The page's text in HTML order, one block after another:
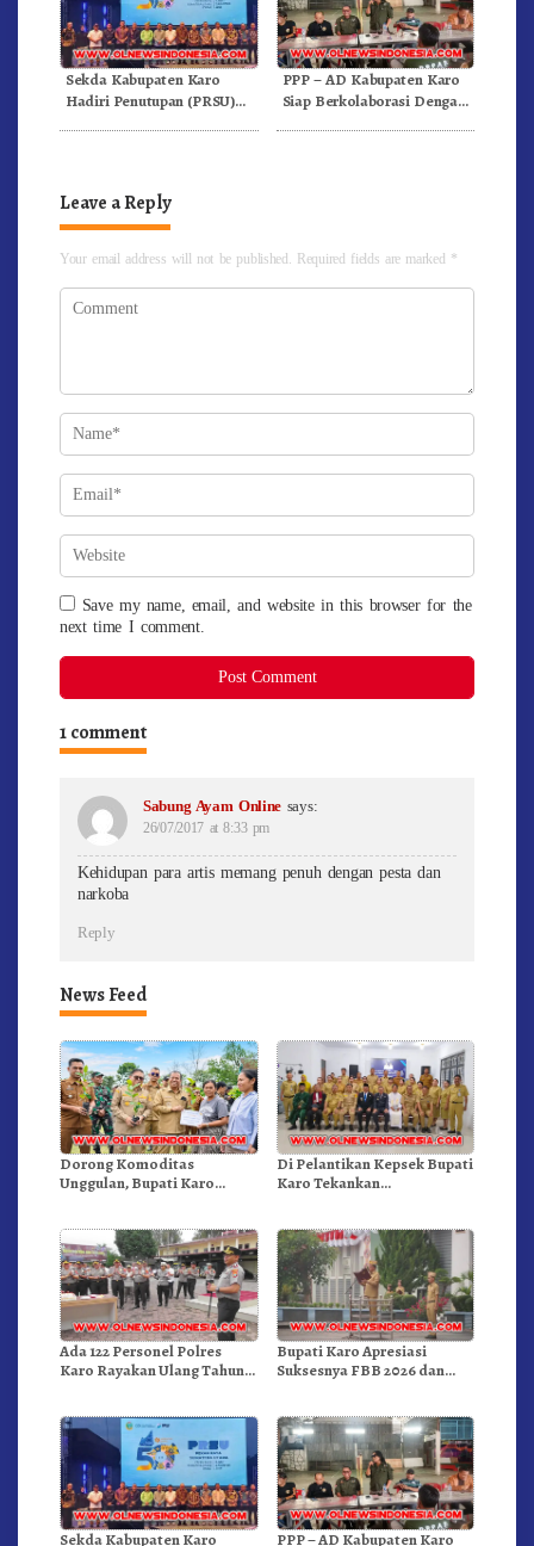
Sekda Kabupaten Karo
Hadiri Penutupan (PRSU)
PPP – AD Kabupaten Karo
Siap Berkolaborasi Dengan
Leave a Reply
Your email address will not be published. Required fields are marked *
Save my name, email, and website in this browser for the
next time I comment.
1 comment
Sabung Ayam Online says:
26/07/2017 at 8:33 pm
Kehidupan para artis memang penuh dengan pesta dan
narkoba
Reply
News Feed
Dorong Komoditas
Unggulan, Bupati Karo
Di Pelantikan Kepsek Bupati
Karo Tekankan
Ada 122 Personel Polres
Karo Rayakan Ulang Tahun
Bupati Karo Apresiasi
Suksesnya FBB 2026 dan
Sekda Kabupaten Karo PPP – AD Kabupaten Karo